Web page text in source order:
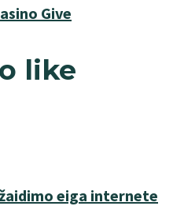
Give
like
eiga internete